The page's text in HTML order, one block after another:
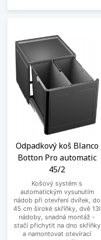
Odpadkový koš Blanco
Botton Pro automatic
45/2
Košový systém s
automatickým vysunutím
nádob při otevření dvířek, do
45 cm široké skříňky, dvě 13l
nádoby, snadná montáž -
stačí přichytit na dno skříňky
a namontovat otevírací